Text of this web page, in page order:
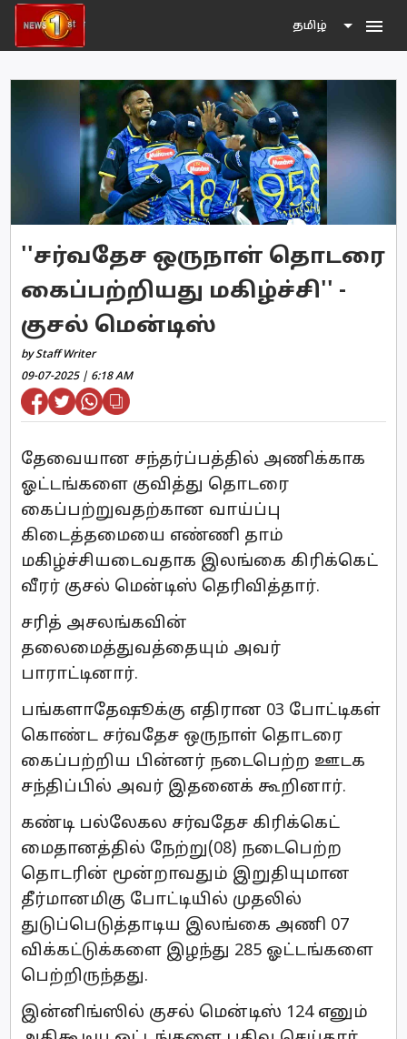
தமிழ் menu
''சர்வதேச ஒருநாள் தொடரை
கைப்பற்றியது மகிழ்ச்சி'' -
குசல் மென்டிஸ்
by Staff Writer
09-07-2025 | 6:18 AM
தேவையான சந்தர்ப்பத்தில் அணிக்காக
ஓட்டங்களை குவித்து தொடரை
கைப்பற்றுவதற்கான வாய்ப்பு
கிடைத்தமையை எண்ணி தாம்
மகிழ்ச்சியடைவதாக இலங்கை கிரிக்கெட்
வீரர் குசல் மென்டிஸ் தெரிவித்தார்.
சரித் அசலங்கவின்
தலைமைத்துவத்தையும் அவர்
பாராட்டினார்.
பங்களாதேஷூக்கு எதிரான 03 போட்டிகள்
கொண்ட சர்வதேச ஒருநாள் தொடரை
கைப்பற்றிய பின்னர் நடைபெற்ற ஊடக
சந்திப்பில் அவர் இதனைக் கூறினார்.
கண்டி பல்லேகல சர்வதேச கிரிக்கெட்
மைதானத்தில் நேற்று(08) நடைபெற்ற
தொடரின் மூன்றாவதும் இறுதியுமான
தீர்மானமிகு போட்டியில் முதலில்
துடுப்பெடுத்தாடிய இலங்கை அணி 07
விக்கட்டுக்களை இழந்து 285 ஓட்டங்களை
பெற்றிருந்தது.
இன்னிங்ஸில் குசல் மென்டிஸ் 124 எனும்